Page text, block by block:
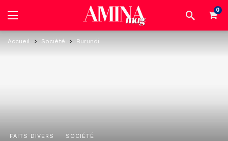
0
Accueil Société Burundi
FAITS DIVERS SOCIÉTÉ